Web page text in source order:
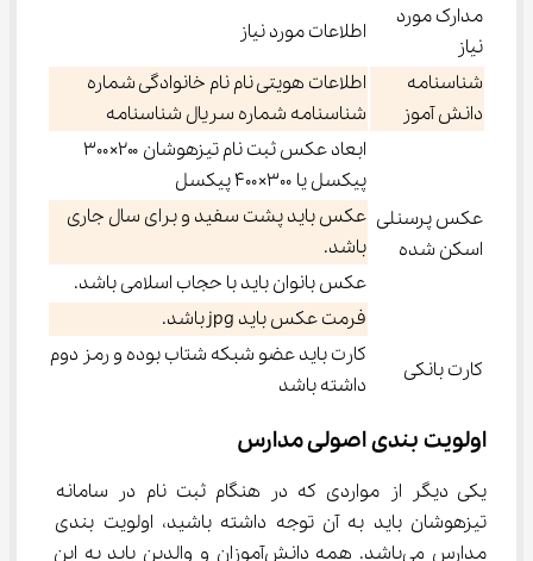
مدارک مورد
نیاز
اطلاعات مورد نیاز
شناسنامه
دانش آموز
اطلاعات هویتی نام نام خانوادگی شماره
شناسنامه شماره سریال شناسنامه
عکس پرسنلی
اسکن شده
ابعاد عکس ثبت نام تیزهوشان ۲۰۰×۳۰۰
پیکسل یا ۳۰۰×۴۰۰ پیکسل
عکس باید پشت سفید و برای سال جاری
باشد.
عکس بانوان باید با حجاب اسلامی باشد.
فرمت عکس باید jpg باشد.
کارت بانکی
کارت باید عضو شبکه شتاب بوده و رمز دوم
داشته باشد
اولویت بندی اصولی مدارس
یکی دیگر از مواردی که در هنگام ثبت نام در سامانه
تیزهوشان باید به آن توجه داشته باشید، اولویت بندی
مدارس می‌باشد. همه دانش‌آموزان و والدین باید به این